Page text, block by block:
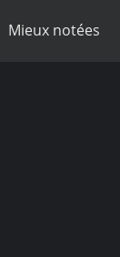
Mieux notées